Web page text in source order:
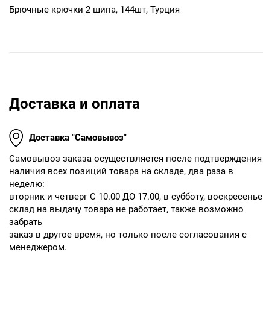
Брючные крючки 2 шипа, 144шт, Турция
Доставка и оплата
Доставка "Самовывоз"
Cамовывоз заказа осуществляется после подтверждения
наличия всех позиций товара на складе, два раза в
неделю:
вторник и четверг С 10.00 ДО 17.00, в субботу, воскресенье
склад на выдачу товара не работает, также возможно
забрать
заказ в другое время, но только после согласования с
менеджером.